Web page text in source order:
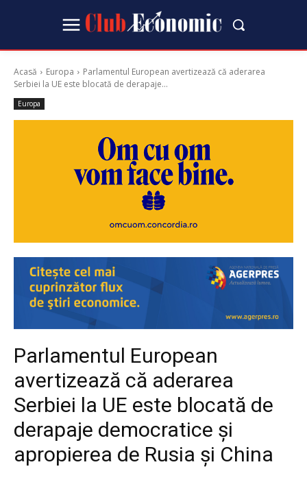
Acasă Europa
Parlamentul European avertizează că aderarea
Serbiei la UE este blocată de derapaje...
Europa
Parlamentul European
avertizează că aderarea
Serbiei la UE este blocată de
derapaje democratice și
apropierea de Rusia și China